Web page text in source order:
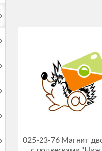
025-23-76 Магнит